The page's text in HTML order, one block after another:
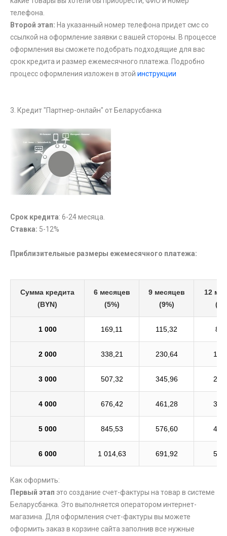
телефона.
Второй этап: На указанный номер телефона придет смс со
ссылкой на оформление заявки с вашей стороны. В процессе
оформления вы сможете подобрать подходящие для вас
срок кредита и размер ежемесячного платежа. Подробно
процесс оформления изложен в этой инструкции
3. Кредит "Партнер-онлайн" от Беларусбанка
Срок кредита: 6-24 месяца.
Ставка: 5-12%
Приблизительные размеры ежемесячного платежа:
Сумма кредита
(BYN)
6 месяцев
(5%)
9 месяцев
(9%)
12
1 000 169,11 115,32
2 000 338,21 230,64
3 000 507,32 345,96
4 000 676,42 461,28
5 000 845,53 576,60
6 000 1 014,63 691,92
Как оформить:
Первый этап это создание счет-фактуры на товар в системе
Беларусбанка. Это выполняется оператором интернет-
магазина. Для оформления счет-фактуры вы можете
оформить заказ в корзине сайта заполнив все нужные